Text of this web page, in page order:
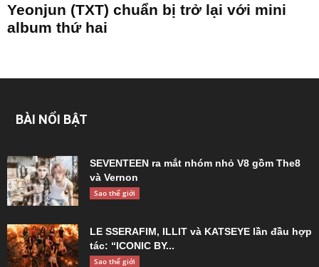
Yeonjun (TXT) chuẩn bị trở lại với mini
album thứ hai
BÀI NỔI BẬT
SEVENTEEN ra mắt nhóm nhỏ V8 gồm The8
và Vernon
Sao thế giới
LE SSERAFIM, ILLIT và KATSEYE lần đầu hợp
tác: “ICONIC BY...
Sao thế giới